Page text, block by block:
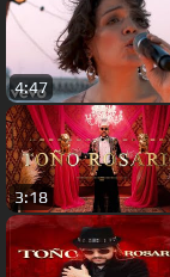
4:47
3:18